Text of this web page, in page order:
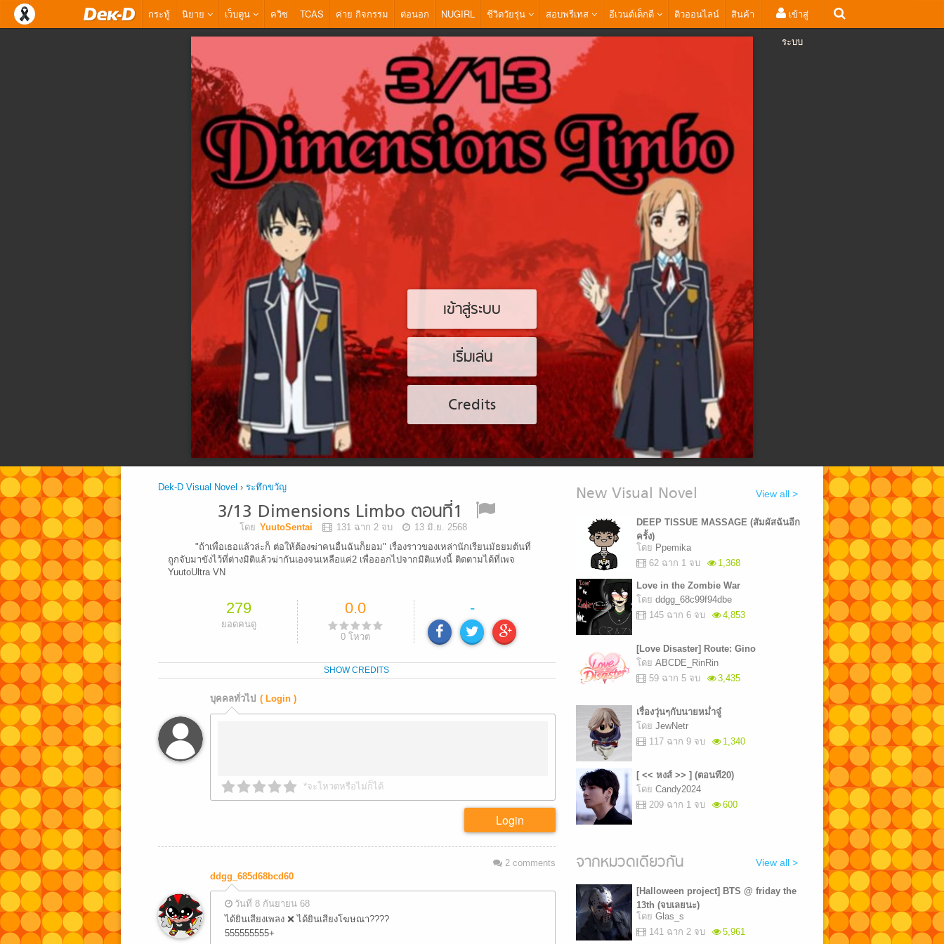
กระทู้ นิยาย เว็บตูน ควิซ TCAS ค่าย กิจกรรม ต่อนอก NUGIRL ชีวิตวัยรุ่น สอบพรีเทส อีเวนต์เด็กดี ติวออนไลน์ สินค้า เข้าสู่
ระบบ
เข้าสู่ระบบ
เริ่มเล่น
Credits
Dek-D Visual Novel › ระทึกขวัญ
3/13 Dimensions Limbo ตอนที่1
โดย YuutoSentai 131 ฉาก 2 จบ
13 มิ.ย. 2568
"ถ้าเพื่อเธอแล้วล่ะก็ ต่อให้ต้องฆ่าคนอื่นฉันก็ยอม" เรื่องราวของเหล่านักเรียนมัธยมต้นที่
ถูกจับมาขังไว้ที่ต่างมิติแล้วฆ่ากันเองจนเหลือแค่2 เพื่อออกไปจากมิติแห่งนี้ ติดตามได้ที่เพจ
YuutoUltra VN
279
ยอดคนดู
0.0
0 โหวต
-
SHOW CREDITS
บุคคลทั่วไป ( Login )
*จะโหวตหรือไม่ก็ได้
Login
2 comments
ddgg_685d68bcd60
วันที่ 8 กันยายน 68
ได้ยินเสียงเพลง ❌ ได้ยินเสียงโฆษณา????
555555555+
New Visual Novel View all >
DEEP TISSUE MASSAGE ​(สัมผัสฉันอีก
ครั้ง)
โดย Ppemika​
62 ฉาก 1 จบ
1,368
Love in the Zombie War
โดย ddgg_68c99f94dbe
145 ฉาก 6 จบ
4,853
[Love Disaster] Route: Gino
โดย ABCDE_RinRin
59 ฉาก 5 จบ
3,435
เรื่องวุ่นๆกับนายหม่ำจู๋
โดย JewNetr
117 ฉาก 9 จบ
1,340
[ << หงส์ >> ] (ตอนที20)
โดย Candy2024
209 ฉาก 1 จบ
600
จากหมวดเดียวกัน View all >
[Halloween project] BTS @ friday the
13th (จบเลยนะ)
โดย Glas_s
141 ฉาก 2 จบ
5,961